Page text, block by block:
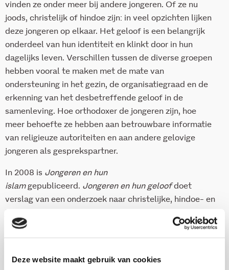
Deze website maakt gebruik van cookies
vinden ze onder meer bij andere jongeren. Of ze nu
joods, christelijk of hindoe zijn: in veel opzichten lijken
deze jongeren op elkaar. Het geloof is een belangrijk
onderdeel van hun identiteit en klinkt door in hun
dagelijks leven. Verschillen tussen de diverse groepen
hebben vooral te maken met de mate van
ondersteuning in het gezin, de organisatiegraad en de
erkenning van het desbetreffende geloof in de
samenleving. Hoe orthodoxer de jongeren zijn, hoe
meer behoefte ze hebben aan betrouwbare informatie
van religieuze autoriteiten en aan andere gelovige
jongeren als gesprekspartner.
In 2008 is Jongeren en hun
islamgepubliceerd. Jongeren en hun geloofdoet
verslag van een onderzoek naar christelijke, hindoe- en
joodse jongeren.